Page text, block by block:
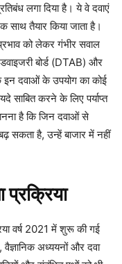
लगा दिया है। ये वे दवाएं
तैयार किया जाता है।
को लेकर गंभीर सवाल
बोर्ड (DTAB) और
इन दवाओं के उपयोग का कोई
साबित करने के लिए पर्याप्त
है कि जिन दवाओं से
सकता है, उन्हें बाजार में नहीं
प्रक्रिया
वर्ष 2021 में शुरू की गई
वैज्ञानिक अध्ययनों और दवा